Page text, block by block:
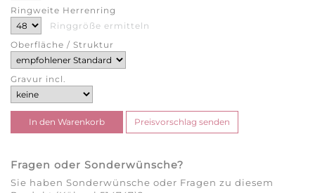
Ringweite Herrenring
Ringgröße ermitteln
Oberfläche / Struktur
Gravur incl.
Fragen oder Sonderwünsche?
Sie haben Sonderwünsche oder Fragen zu diesem